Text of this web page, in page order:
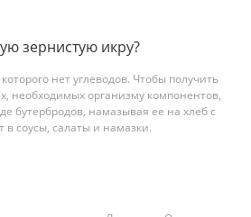
зернистую икру?
нет углеводов. Чтобы получить
необходимых организму компонентов,
бутербродов, намазывая ее на хлеб с
соусы, салаты и намазки.